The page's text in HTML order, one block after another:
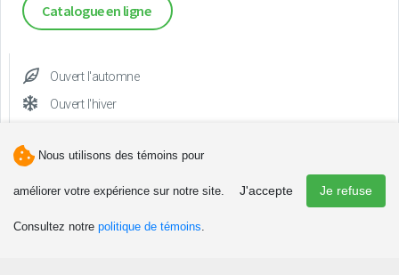
Catalogue en ligne
Ouvert l'automne
Ouvert l'hiver
Nous utilisons des témoins pour
améliorer votre expérience sur notre site.
Consultez notre politique de témoins.
J'accepte Je refuse